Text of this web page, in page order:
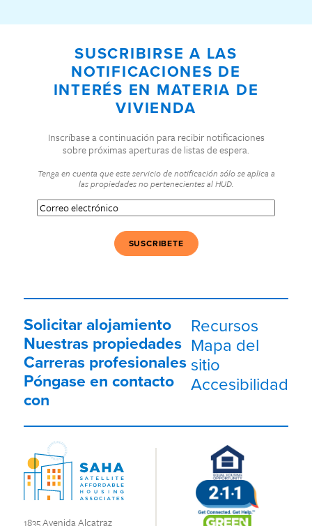
1835 Avenida Alcatraz
SUSCRIBIRSE A LAS
NOTIFICACIONES DE
INTERÉS EN MATERIA DE
VIVIENDA
Inscríbase a continuación para recibir notificaciones
sobre próximas aperturas de listas de espera.
Tenga en cuenta que este servicio de notificación sólo se aplica a
las propiedades no pertenecientes al HUD.
Correo
electrónico(Obligatorio)
Solicitar alojamiento
Nuestras propiedades
Carreras profesionales
Póngase en contacto
con
Recursos
Mapa del
sitio
Accesibilidad